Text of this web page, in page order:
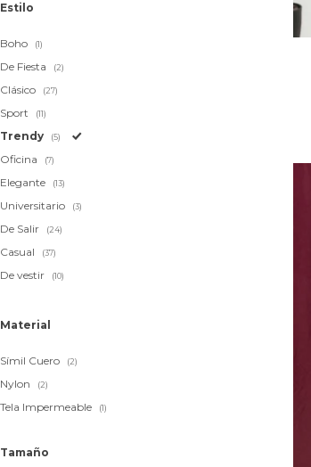
Estilo
Boho (1)
De Fiesta (2)
Clásico (27)
Sport (11)
Trendy (5)
Oficina (7)
Elegante (13)
Universitario (3)
De Salir (24)
Casual (37)
De vestir (10)
Material
Símil Cuero (2)
Nylon (2)
Tela Impermeable (1)
Tamaño